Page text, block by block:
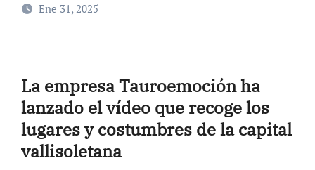
Ene 31, 2025
La empresa Tauroemoción ha
lanzado el vídeo que recoge los
lugares y costumbres de la capital
vallisoletana